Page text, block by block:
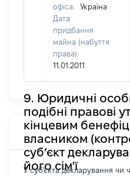
офіса:
Україна
Дата
придбання
майна (набуття
права):
11.01.2011
9. Юридичні
подібні правові
кінцевим
власником
суб’єкт
його сім'ї
У суб'єкта декларування чи